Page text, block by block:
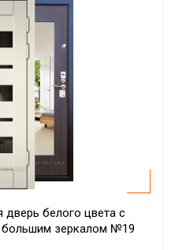
белого цвета с
большим зеркалом №19